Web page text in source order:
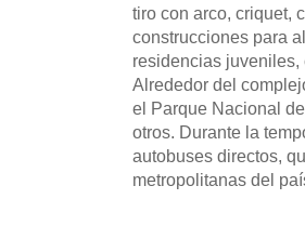
tiro con arco, criquet,
construcciones para
residencias
Alrededor del
el Parque Nacional
otros. Durante la
autobuses directos,
metropolitanas del